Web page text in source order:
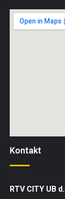
Kontakt
RTV CITY UB